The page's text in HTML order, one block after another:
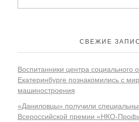
СВЕЖИЕ
Воспитанники центра социального
Екатеринбурге познакомились с
машиностроения
«Даниловцы» получили
Всероссийской премии «НКО-